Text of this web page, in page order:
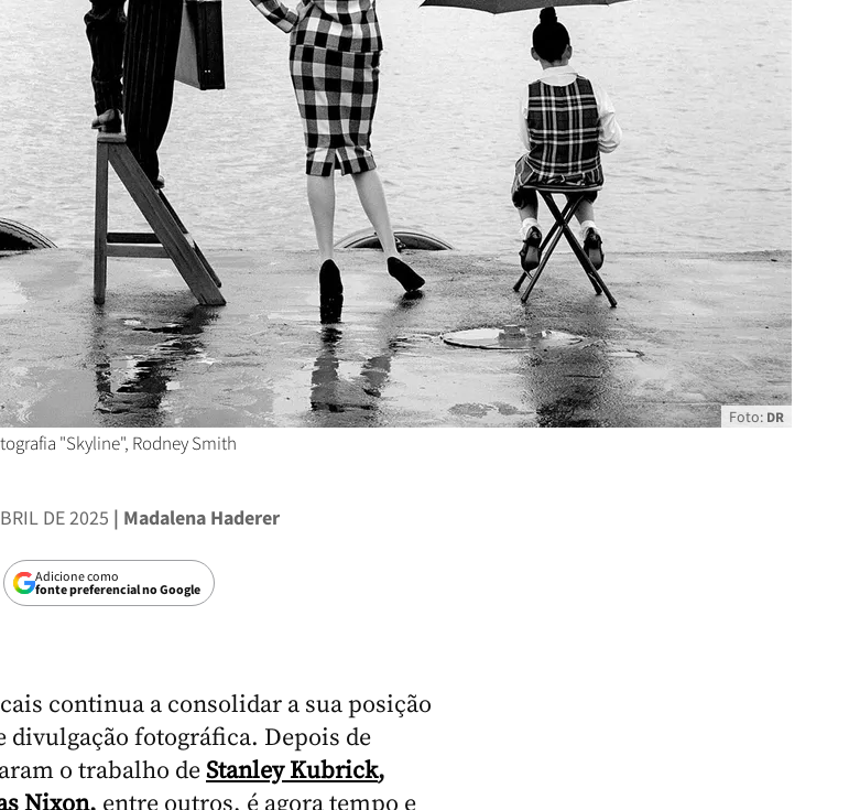
"Skyline", Rodney Smith
Foto: DR
DE 2025 | Madalena Haderer
Adicione como
fonte preferencial no Google
continua a consolidar a sua posição
fotográfica. Depois de
o trabalho deStanley Kubrick,
Nixon, entre outros, é agora tempo e